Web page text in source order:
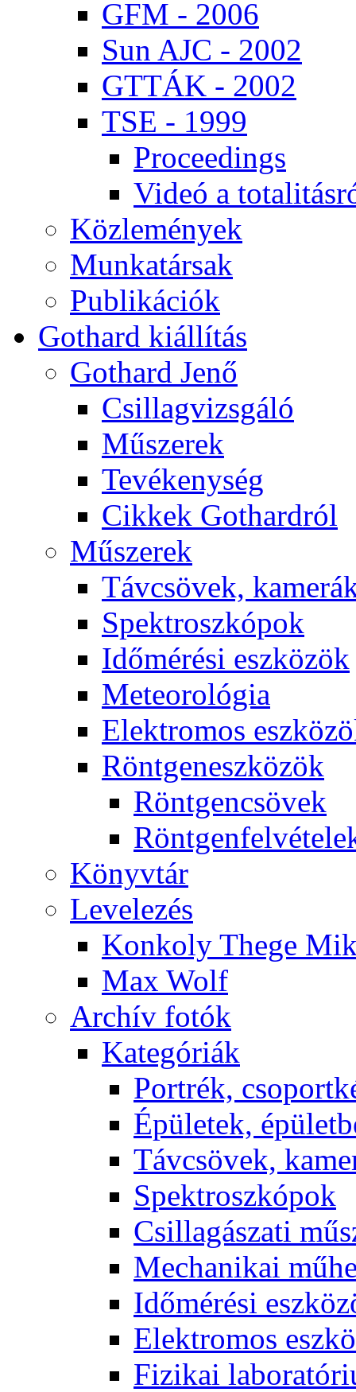
GFM - 2006
Sun AJC - 2002
GT­TÁK - 2002
TSE - 1999
Pro­ce­e­dings
Vi­deó a
Köz­le­mé­nyek
Mun­ka­tár­sak
Pub­li­ká­ci­ók
Got­hard ki­ál­lí­tás
Got­hard Je­nő
Csil­lag­vizs­gá­ló
Mű­sze­rek
Te­vé­keny­ség
Cik­kek Got­hard­ról
Mű­sze­rek
Táv­csö­vek,
Spekt­rosz­kó­pok
Idő­mé­ré­si esz­kö­zök
Me­te­o­ro­ló­gia
Elekt­ro­mos
Rönt­gen­esz­kö­zök
Rönt­gen­csö­vek
Könyv­tár
Le­ve­le­zés
Kon­koly The­ge
Max Wolf
Ar­chív fo­tók
Ka­te­gó­ri­ák
Port­rék,
Épü­le­tek,
Táv­csö­vek,
Spekt­rosz­kó­pok
Csil­la­gá­sza­ti
Me­cha­ni­kai
Idő­mé­ré­si
Elekt­ro­mos
Fi­zi­kai